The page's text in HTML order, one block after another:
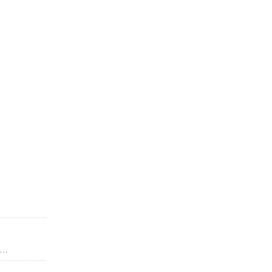
Mandy - Dean Yeagle - Gif animé - Scintillants - Render-Tube - Gratuit